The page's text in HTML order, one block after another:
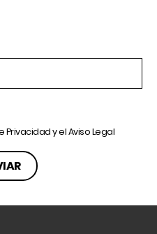
Privacidady elAviso Legal